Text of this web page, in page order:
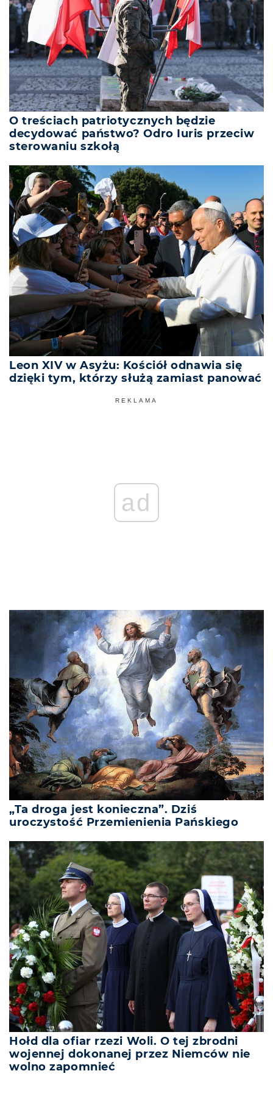
O treściach patriotycznych będzie
decydować państwo? Odro Iuris przeciw
sterowaniu szkołą
Leon XIV w Asyżu: Kościół odnawia się
dzięki tym, którzy służą zamiast panować
REKLAMA
ad
„Ta droga jest konieczna”. Dziś
uroczystość Przemienienia Pańskiego
Hołd dla ofiar rzezi Woli. O tej zbrodni
wojennej dokonanej przez Niemców nie
wolno zapomnieć